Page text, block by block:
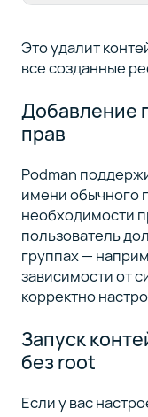
Это удалит
все созданные
Добавление
прав
Podman
имени обычного
необходимости
пользователь
группах —
зависимости от
корректно
Запуск
без root
Если у вас